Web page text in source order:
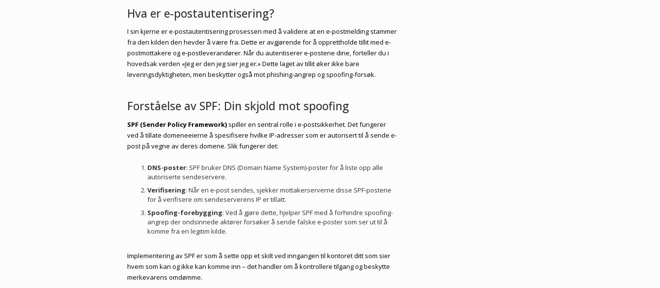
Hva er e-postautentisering?
I sin kjerne er e-postautentisering prosessen med å validere at en e-postmelding stammer
fra den kilden den hevder å være fra. Dette er avgjørende for å opprettholde tillit med e-
postmottakere og e-postleverandører. Når du autentiserer e-postene dine, forteller du i
hovedsak verden «Jeg er den jeg sier jeg er.» Dette laget av tillit øker ikke bare
leveringsdyktigheten, men beskytter også mot phishing-angrep og spoofing-forsøk.
Forståelse av SPF: Din skjold mot spoofing
SPF (Sender Policy Framework) spiller en sentral rolle i e-postsikkerhet. Det fungerer
ved å tillate domeneeierne å spesifisere hvilke IP-adresser som er autorisert til å sende e-
post på vegne av deres domene. Slik fungerer det:
DNS-poster: SPF bruker DNS (Domain Name System)-poster for å liste opp alle
autoriserte sendeservere.
Verifisering: Når en e-post sendes, sjekker mottakerserverne disse SPF-postene
for å verifisere om sendeserverens IP er tillatt.
Spoofing-forebygging: Ved å gjøre dette, hjelper SPF med å forhindre spoofing-
angrep der ondsinnede aktører forsøker å sende falske e-poster som ser ut til å
komme fra en legitim kilde.
Implementering av SPF er som å sette opp et skilt ved inngangen til kontoret ditt som sier
hvem som kan og ikke kan komme inn – det handler om å kontrollere tilgang og beskytte
merkevarens omdømme.